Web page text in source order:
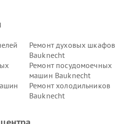
Ремонт духовых шкафов
Bauknecht
Ремонт посудомоечных
машин Bauknecht
Ремонт холодильников
Bauknecht